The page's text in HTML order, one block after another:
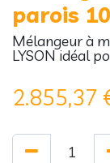
parois
Mélangeur à
LYSON idéal
2.855,37